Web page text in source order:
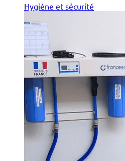
Hygiène et sécurité